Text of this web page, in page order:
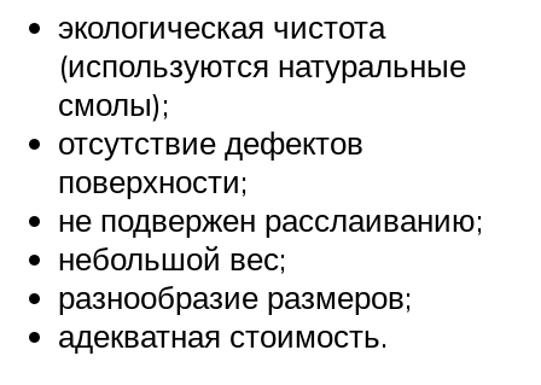
экологическая чистота
(используются натуральные
смолы);
отсутствие дефектов
поверхности;
не подвержен расслаиванию;
небольшой вес;
разнообразие размеров;
адекватная стоимость.